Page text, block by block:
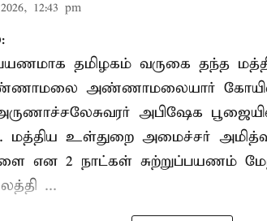
12:43 pm
தமிழகம் வருகை தந்த
அண்ணாமலையார்
அபிஷேக
மத்திய உள்துறை அமைச்சர்
என 2 நாட்கள் சுற்றுப்பயணம்
...